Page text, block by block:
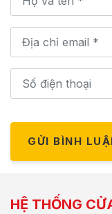
GỬI BÌNH
HỆ THỐNG